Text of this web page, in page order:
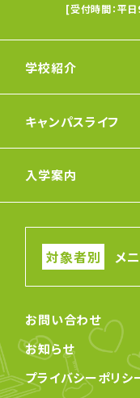
[受付時間：平
学校紹介
キャンパスライフ
入学案内
メ
お問い合わせ
お知らせ
プライバシーポリシ